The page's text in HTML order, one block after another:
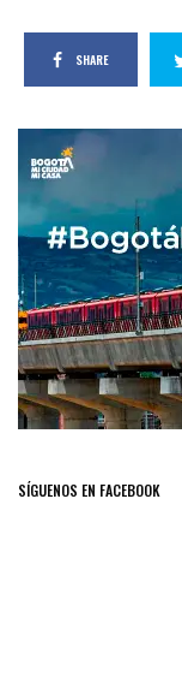
SHARE
SÍGUENOS EN FACEBOOK